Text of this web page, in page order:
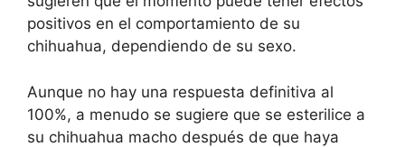
positivos en el comportamiento de su
chihuahua, dependiendo de su sexo.
Aunque no hay una respuesta definitiva al
100%, a menudo se sugiere que se esterilice a
su chihuahua macho después de que haya